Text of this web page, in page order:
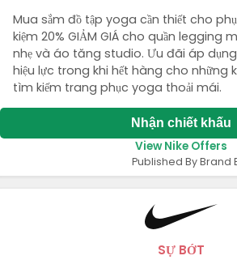
Mua sắm đồ tập yoga cần thiết cho
kiệm 20% GIẢM GIÁ cho quần legging
nhẹ và áo tăng studio. Ưu đãi áp
hiệu lực trong khi hết hàng cho những
tìm kiếm trang phục yoga thoải mái.
Nhận chiết khấu
View Nike Offers
Published By Brand
SỰ BỚT